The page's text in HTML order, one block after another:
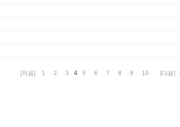
[처음] 1 2 3 4 5 6 7 8 9 10 [다음]